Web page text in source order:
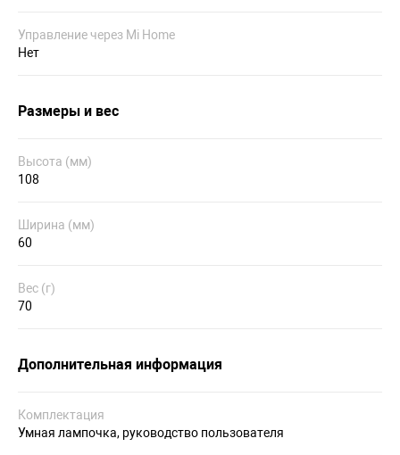
Управление через Mi Home
Нет
Размеры и вес
Высота (мм)
108
Ширина (мм)
60
Вес (г)
70
Дополнительная информация
Комплектация
Умная лампочка, руководство пользователя